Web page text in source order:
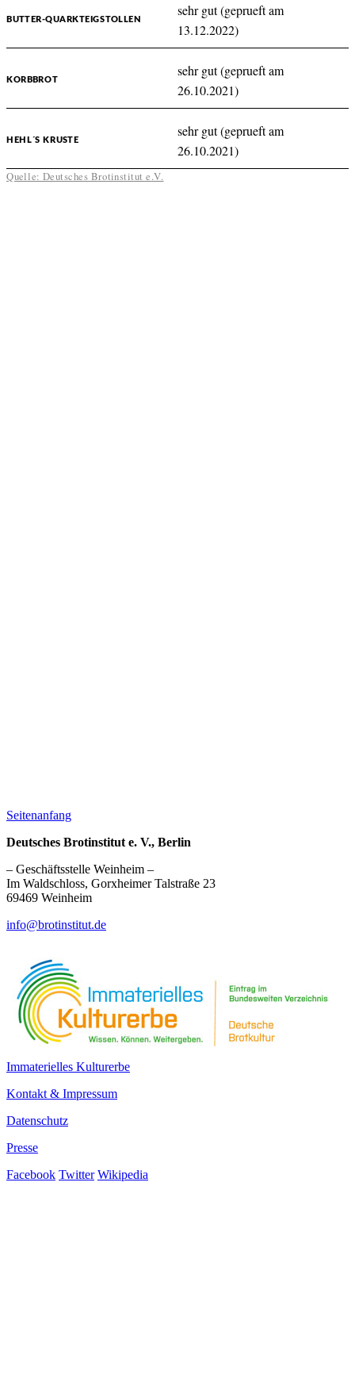
BUTTER-QUARKTEIGSTOLLEN
sehr gut (geprueft am
13.12.2022)
KORBBROT
sehr gut (geprueft am
26.10.2021)
HEHL´S KRUSTE
sehr gut (geprueft am
26.10.2021)
Quelle: Deutsches Brotinstitut e.V.
Seitenanfang
Deutsches Brotinstitut e. V., Berlin
– Geschäftsstelle Weinheim –
Im Waldschloss, Gorxheimer Talstraße 23
69469 Weinheim
info@brotinstitut.de
Immaterielles Kulturerbe
Kontakt & Impressum
Datenschutz
Presse
Facebook Twitter Wikipedia